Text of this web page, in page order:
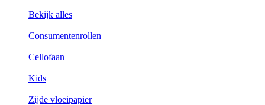
Bekijk alles
Consumentenrollen
Cellofaan
Kids
Zijde vloeipapier